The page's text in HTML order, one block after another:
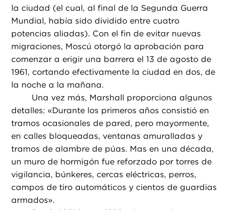
la ciudad (el cual, al final de la Segunda Guerra
Mundial, había sido dividido entre cuatro
potencias aliadas). Con el fin de evitar nuevas
migraciones, Moscú otorgó la aprobación para
comenzar a erigir una barrera el 13 de agosto de
1961, cortando efectivamente la ciudad en dos, de
la noche a la mañana.
Una vez más, Marshall proporciona algunos
detalles: «Durante los primeros años consistió en
tramos ocasionales de pared, pero mayormente,
en calles bloqueadas, ventanas amuralladas y
tramos de alambre de púas. Mas en una década,
un muro de hormigón fue reforzado por torres de
vigilancia, búnkeres, cercas eléctricas, perros,
campos de tiro automáticos y cientos de guardias
armados».